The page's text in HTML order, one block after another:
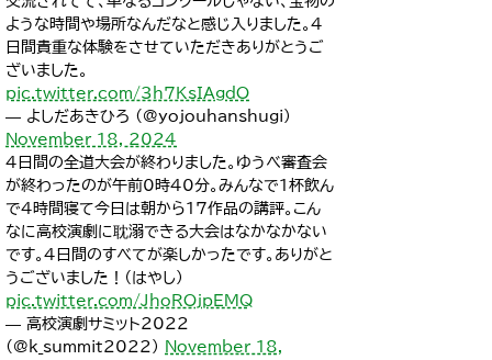
ような時間や場所なんだなと感じ入りました。４
日間貴重な体験をさせていただきありがとうご
ざいました。
pic.twitter.com/3h7KsIAgdO
— よしだあきひろ (@yojouhanshugi)
November 18, 2024
4日間の全道大会が終わりました。ゆうべ審査会
が終わったのが午前0時40分。みんなで1杯飲ん
で4時間寝て今日は朝から17作品の講評。こん
なに高校演劇に耽溺できる大会はなかなかない
です。4日間のすべてが楽しかったです。ありがと
うございました！（はやし）
pic.twitter.com/JhoROjpEMQ
— 高校演劇サミット2022
(@k_summit2022)
November 18,